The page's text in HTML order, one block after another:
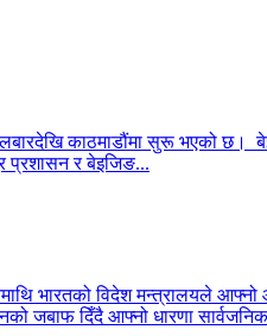
काठमाडौंमा सुरू भएको छ।
प्रशासन र बेइजिङ...
भारतको विदेश मन्त्रालयले
जबाफ दिँदै आफ्नो धारणा